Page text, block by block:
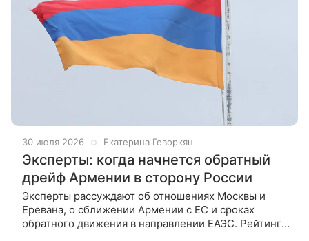
30 июля 2026 Екатерина Геворкян
Эксперты: когда начнется обратный
дрейф Армении в сторону России
Эксперты рассуждают об отношениях Москвы и
Еревана, о сближении Армении с ЕС и сроках
обратного движения в направлении ЕАЭС. Рейтинг